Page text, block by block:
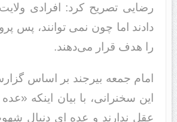
رضایی تصریح کرد: افرادی
دادند اما چون نمی توانند، پس
را هدف قرار می‌دهند.
امام جمعه بیرجند بر اساس
این سخنرانی، با بیان اینکه
عقل ندارند و عده ای دنبال